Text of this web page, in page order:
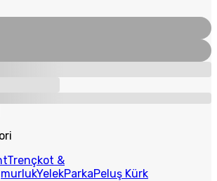
Trençkot &
YelekParkaPeluş Kürk